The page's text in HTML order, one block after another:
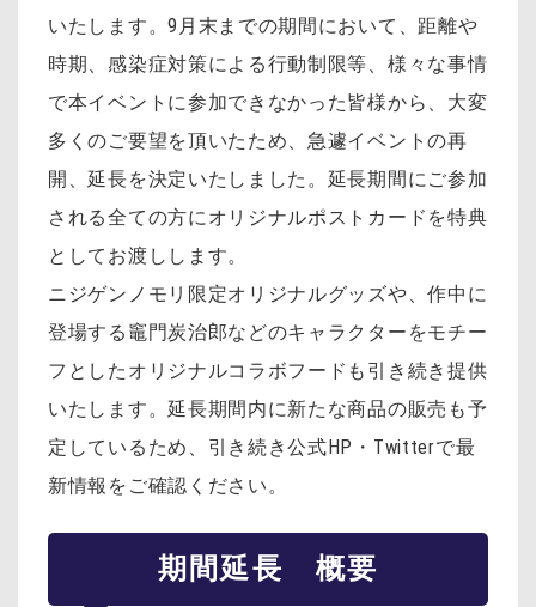
いたします。9月末までの期間において、距離や
時期、感染症対策による行動制限等、様々な事情
で本イベントに参加できなかった皆様から、大変
多くのご要望を頂いたため、急遽イベントの再
開、延長を決定いたしました。延長期間にご参加
される全ての方にオリジナルポストカードを特典
としてお渡しします。
ニジゲンノモリ限定オリジナルグッズや、作中に
登場する竈門炭治郎などのキャラクターをモチー
フとしたオリジナルコラボフードも引き続き提供
いたします。延長期間内に新たな商品の販売も予
定しているため、引き続き公式HP・Twitterで最
新情報をご確認ください。
期間延長 概要